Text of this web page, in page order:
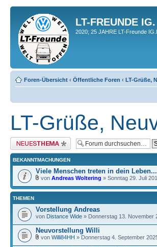
LT-FREUNDE IG.
2020; 25 JAHRE LT-Freunde
Foren-Übersicht ‹ Öffentliche Foren ‹ LT-Grüße,
LT-Grüße,
Neues Thema erstellen
BEKANNTMACHUNGEN
Viele Menschen treten in dein Leben...
von Andreas Woltering » Sonntag 29. Juli
THEMEN
Vorstellung Andreas
von Distance Wide » Donnerstag 13. November
Neuvorstellung Willi
von Willi84HH » Donnerstag 4. September